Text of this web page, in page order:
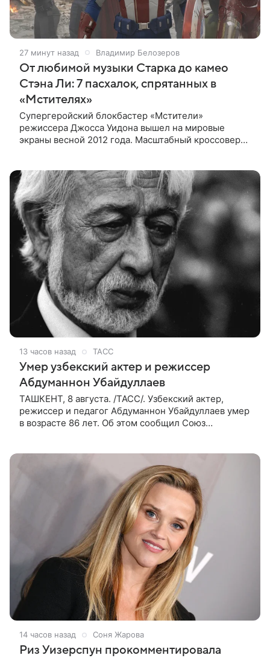
27 минут назад Владимир Белозеров
От любимой музыки Старка до камео
Стэна Ли: 7 пасхалок, спрятанных в
«Мстителях»
Супергеройский блокбастер «Мстители»
режиссера Джосса Уидона вышел на мировые
экраны весной 2012 года. Масштабный кроссовер
13 часов назад ТАСС
Умер узбекский актер и режиссер
Абдуманнон Убайдуллаев
ТАШКЕНТ, 8 августа. /ТАСС/. Узбекский актер,
режиссер и педагог Абдуманнон Убайдуллаев умер
в возрасте 86 лет. Об этом сообщил Союз
14 часов назад Соня Жарова
Риз Уизерспун прокомментировала